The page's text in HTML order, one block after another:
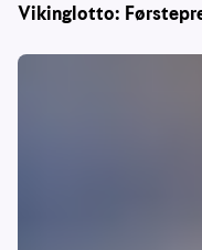
Vikinglotto: